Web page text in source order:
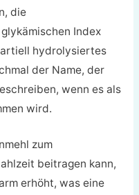
die
Index
hydrolysiertes
der Name, der
wenn es als
wird.
zum
beitragen kann,
erhöht, was eine